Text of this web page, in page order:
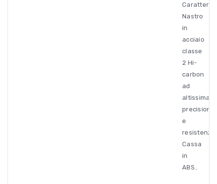
Nastro
in
acciaio
classe
2 Hi-
carbon
ad
altissima
precisione
e
resistenza.
Cassa
in
ABS..